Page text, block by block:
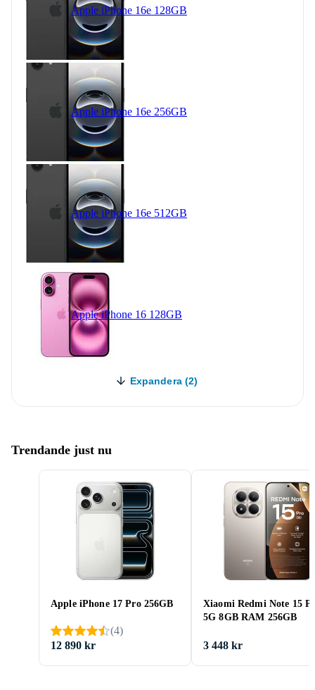
Apple iPhone 16e 128GB
Apple iPhone 16e 256GB
Apple iPhone 16e 512GB
Apple iPhone 16 128GB
Expandera (2)
Trendande just nu
Apple iPhone 17 Pro 256GB
(4)
12 890 kr
Xiaomi Redmi Note 15
5G 8GB RAM 256GB
3 448 kr